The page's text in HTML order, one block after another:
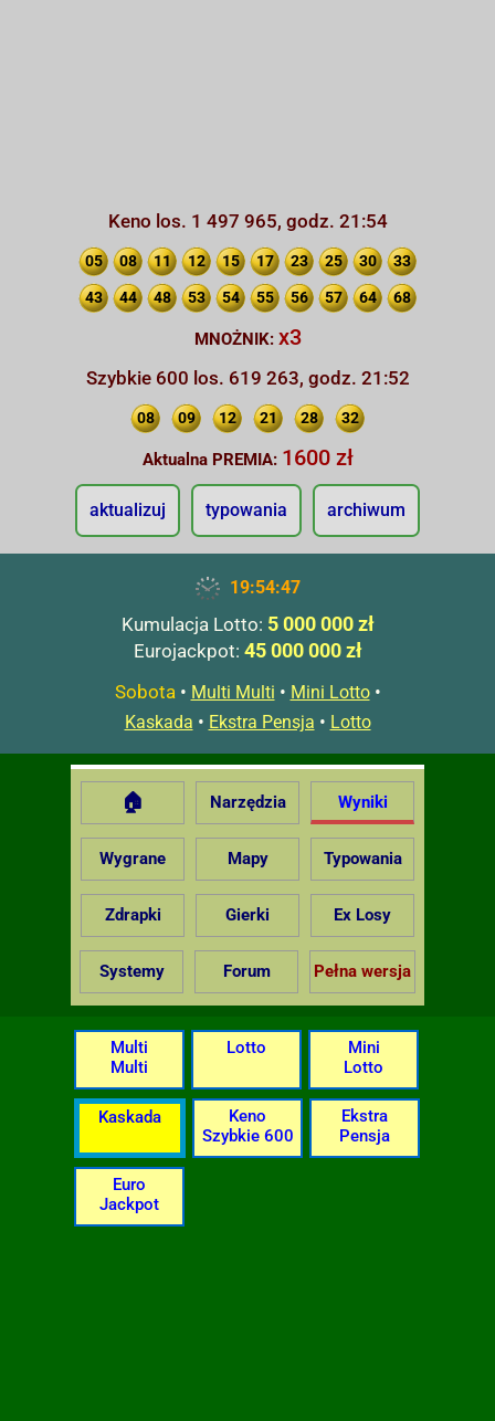
Keno los. 1 497 965, godz. 21:54
05 08 11 12 15 17 23 25 30 33
43 44 48 53 54 55 56 57 64 68
MNOŻNIK: x3
Szybkie 600 los. 619 263, godz. 21:52
08 09 12 21 28 32
Aktualna PREMIA: 1600 zł
aktualizuj typowania archiwum
19:54:48
Kumulacja Lotto: 5 000 000 zł
Eurojackpot: 45 000 000 zł
Sobota• Multi Multi • Mini Lotto•
Kaskada • Ekstra Pensja • Lotto
🏠 Narzędzia Wyniki
Wygrane Mapy Typowania
Zdrapki Gierki Ex Losy
Systemy Forum Pełna wersja
Multi
Multi
Lotto
Mini
Lotto
Kaskada
Keno
Szybkie 600
Ekstra
Pensja
Euro
Jackpot